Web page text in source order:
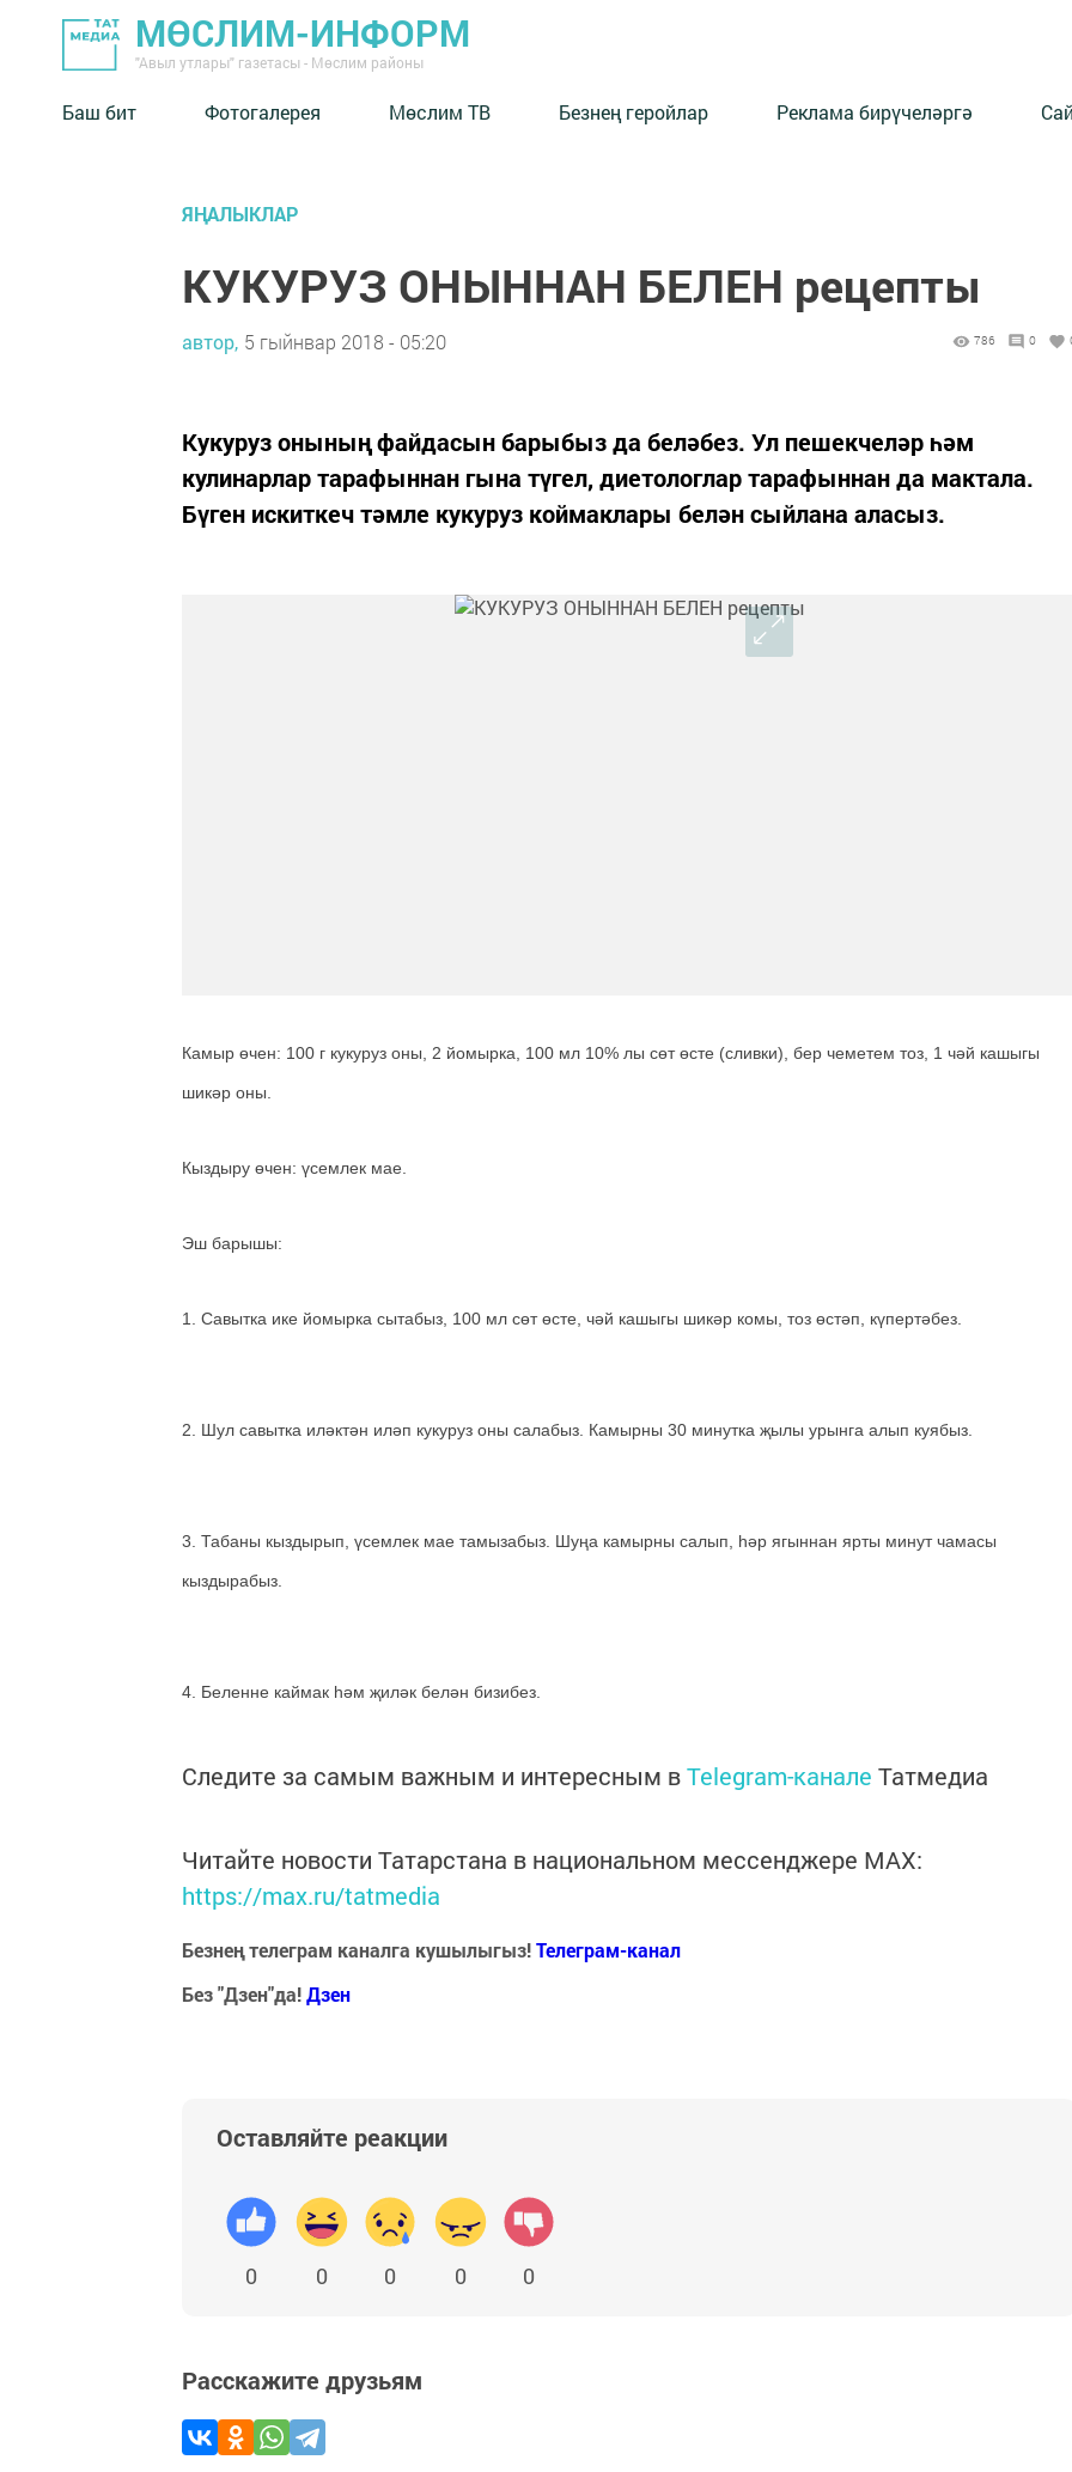
МӨСЛИМ-ИНФОРМ
"Авыл утлары" газетасы - Мөслим районы
Баш бит Фотогалерея Мөслим ТВ Безнең геройлар Реклама бирүчеләргә
ЯҢАЛЫКЛАР
КУКУРУЗ ОНЫННАН БЕЛЕН рецепты
автор, 5 гыйнвар 2018 - 05:20 786 0
Кукуруз онының файдасын барыбыз да беләбез. Ул пешекчеләр һәм
кулинарлар тарафыннан гына түгел, диетологлар тарафыннан да мактала.
Бүген искиткеч тәмле кукуруз коймаклары белән сыйлана аласыз.
Камыр өчен: 100 г кукуруз оны, 2 йомырка, 100 мл 10% лы сөт өсте (сливки), бер чеметем тоз, 1 чәй кашыгы
шикәр оны.
Кыздыру өчен: үсемлек мае.
Эш барышы:
1. Савытка ике йомырка сытабыз, 100 мл сөт өсте, чәй кашыгы шикәр комы, тоз өстәп, күпертәбез.
2. Шул савытка иләктән иләп кукуруз оны салабыз. Камырны 30 минутка җылы урынга алып куябыз.
3. Табаны кыздырып, үсемлек мае тамызабыз. Шуңа камырны салып, һәр ягыннан ярты минут чамасы
кыздырабыз.
4. Беленне каймак һәм җиләк белән бизибез.
Следите за самым важным и интересным вTelegram-канале Татмедиа
Читайте новости Татарстана в национальном мессенджере MАХ:
https://max.ru/tatmedia
Безнең телеграм каналга кушылыгыз!Телеграм-канал
Без "Дзен"да!Дзен
Оставляйте реакции
0 0 0 0 0
Расскажите друзьям